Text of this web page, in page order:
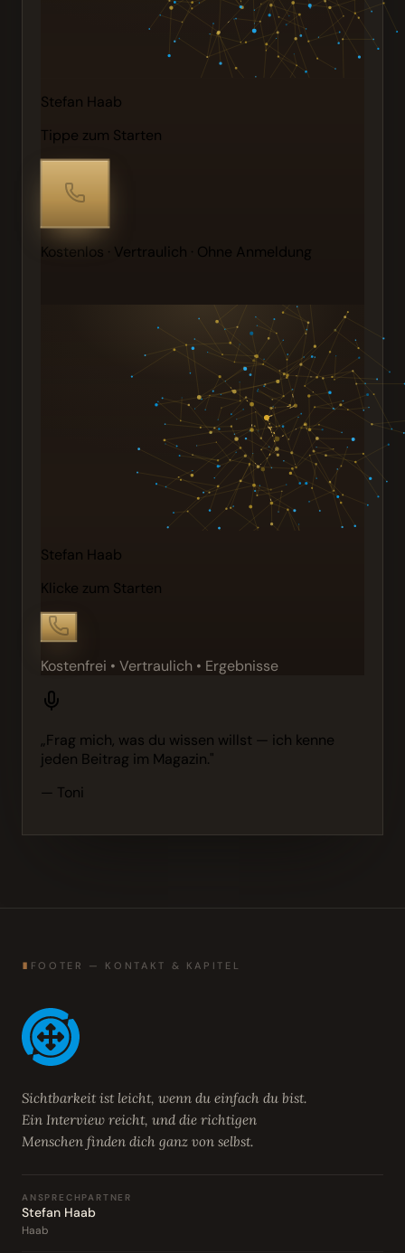
Stefan Haab
Tippe zum Starten
Kostenlos · Vertraulich · Ohne Anmeldung
Stefan Haab
Klicke zum Starten
Kostenfrei • Vertraulich • Ergebnisse
„Frag mich, was du wissen willst — ich kenne
jeden Beitrag im Magazin."
— Toni
∎ FOOTER — KONTAKT & KAPITEL
Sichtbarkeit ist leicht, wenn du einfach du bist.
Ein Interview reicht, und die richtigen
Menschen finden dich ganz von selbst.
ANSPRECHPARTNER
Stefan Haab
Haab